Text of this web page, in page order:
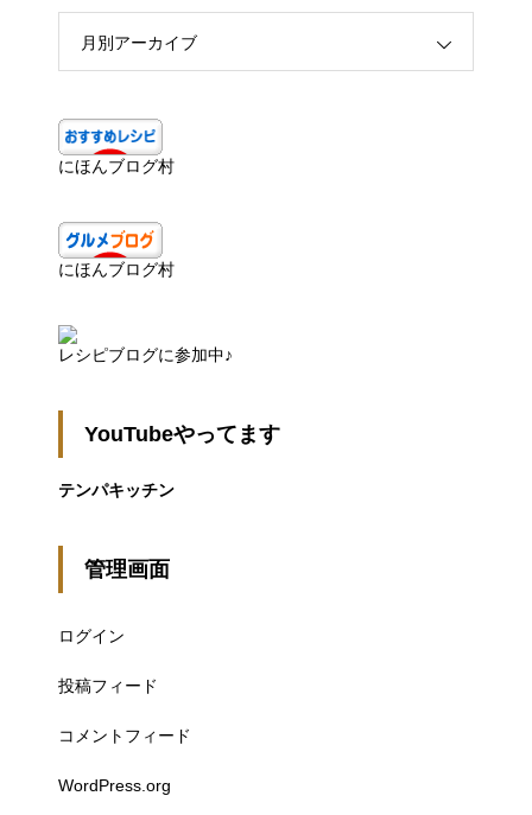
月別アーカイブ
にほんブログ村
にほんブログ村
レシピブログに参加中♪
YouTubeやってます
テンパキッチン
管理画面
ログイン
投稿フィード
コメントフィード
WordPress.org